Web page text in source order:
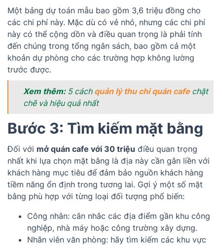
Một bảng dự toán mẫu bao gồm 3,6 triệu đồng cho
các chi phí này. Mặc dù có vẻ nhỏ, nhưng các chi phí
này có thể cộng dồn và điều quan trọng là phải tính
đến chúng trong tổng ngân sách, bao gồm cả một
khoản dự phòng cho các trường hợp không lường
trước được.
Xem thêm:5 cách quản lý thu chi quán cafechặt
chẽ và hiệu quả nhất
Bước 3: Tìm kiếm mặt bằng
Đối với mở quán cafe với 30 triệu điều quan trọng
nhất khi lựa chọn mặt bằng là địa này cần gắn liền với
khách hàng mục tiêu để đảm bảo nguồn khách hàng
tiềm năng ổn định trong tương lai. Gợi ý một số mặt
bằng phù hợp với từng loại đối tượng phổ biến:
Công nhân: cân nhắc các địa điểm gần khu công
nghiệp, nhà máy hoặc công trường xây dựng.
Nhân viên văn phòng: hãy tìm kiếm các khu vực